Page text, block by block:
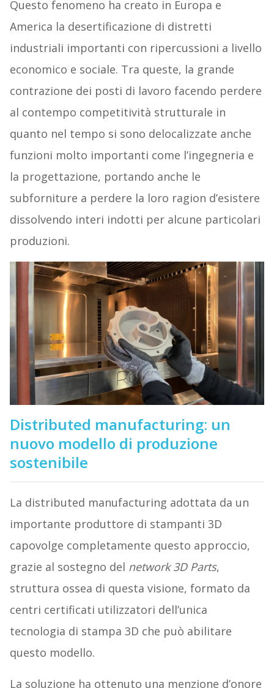
Questo fenomeno ha creato in Europa e
America la desertificazione di distretti
industriali importanti con ripercussioni a livello
economico e sociale. Tra queste, la grande
contrazione dei posti di lavoro facendo perdere
al contempo competitività strutturale in
quanto nel tempo si sono delocalizzate anche
funzioni molto importanti come l’ingegneria e
la progettazione, portando anche le
subforniture a perdere la loro ragion d’esistere
dissolvendo interi indotti per alcune particolari
produzioni.
Distributed manufacturing: un
nuovo modello di produzione
sostenibile
La distributed manufacturing adottata da un
importante produttore di stampanti 3D
capovolge completamente questo approccio,
grazie al sostegno del network 3D Parts,
struttura ossea di questa visione, formato da
centri certificati utilizzatori dell’unica
tecnologia di stampa 3D che può abilitare
questo modello.
La soluzione ha ottenuto una menzione d’onore